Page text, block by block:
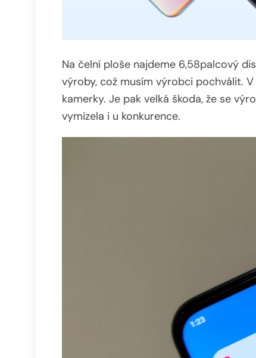
Na čelní ploše najdeme 6,58palcový
výroby, což musím výrobci pochválit.
kamerky. Je pak velká škoda, že se
vymizela i u konkurence.